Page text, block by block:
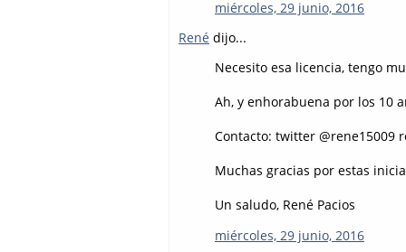
miércoles, 29 junio, 2016
René dijo...
Necesito esa licencia, tengo
Ah, y enhorabuena por los 10
Contacto: twitter @rene15009
Muchas gracias por estas
Un saludo, René Pacios
miércoles, 29 junio, 2016